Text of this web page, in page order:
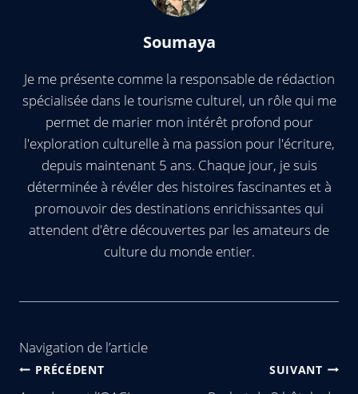
Soumaya
Je me présente comme la responsable de rédaction
spécialisée dans le tourisme culturel, un rôle qui me
permet de marier mon intérêt profond pour
l'exploration culturelle à ma passion pour l'écriture,
depuis maintenant 5 ans. Chaque jour, je suis
déterminée à révéler des histoires fascinantes et à
promouvoir des destinations enrichissantes qui
attendent d'être découvertes par les amateurs de
culture du monde entier.
Navigation de l’article
PRÉCÉDENT SUIVANT